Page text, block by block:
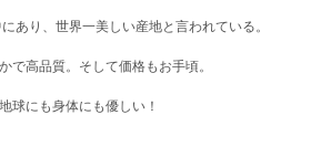
あり、世界一美しい産地と言われている。
高品質。そして価格もお手頃。
球にも身体にも優しい！